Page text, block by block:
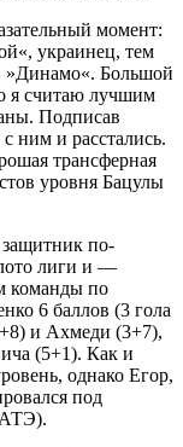
момент:
украинец, тем
»Динамо«. Большой
я считаю лучшим
Подписав
ним и расстались.
трансферная
уровня Бацулы
по-
лиги и —
команды по
6 баллов (3 гола
и Ахмеди (3+7),
(5+1). Как и
однако Егор,
под